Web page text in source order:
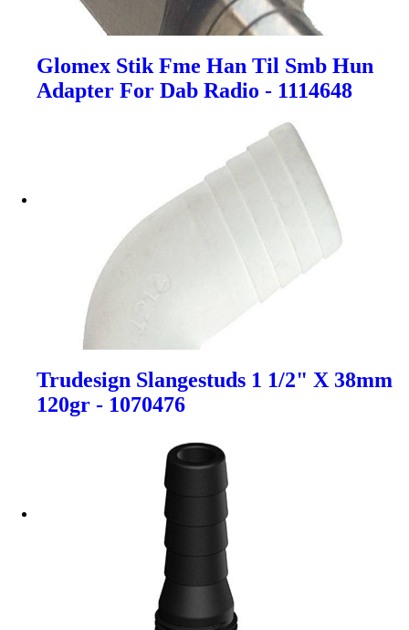
Glomex Stik Fme Han Til Smb Hun
Adapter For Dab Radio - 1114648
Trudesign Slangestuds 1 1/2" X 38mm
120gr - 1070476